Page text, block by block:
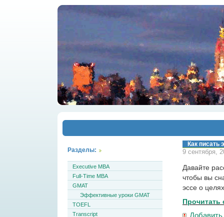
Как писать
9 сентября,
Давайте
чтобы вы
эссе о
Прочитать
Разделы:
Executive MBA
Full-Time MBA
GMAT
Эффективные уроки GMAT
TOEFL
Transcript